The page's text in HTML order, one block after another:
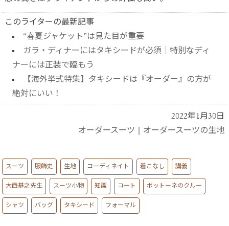
このライターの最新記事
“春夏ジャケット”は見た目が重要
ガラ・ディナーにはタキシードが必須｜特別なディ
ナーには正装で臨もう
【海外挙式特集】タキシードは『オーダー』の方が
絶対にいい！
2022年1月30日
オーダースーツ
オーダースーツの生地
スーツ 服飾史 生地 コーディネイト 着こなし 講義
大西基之先生 スーツ小物 知識 コート ボットーネのクルー
シャツ バッグ タキシード フォーマル